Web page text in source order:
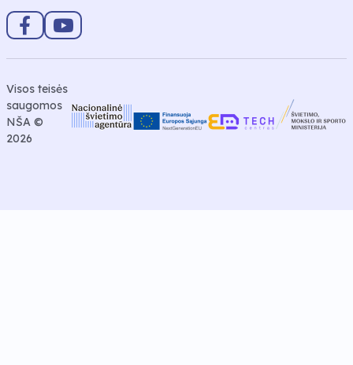
Visos teisės
saugomos
NŠA ©
2026